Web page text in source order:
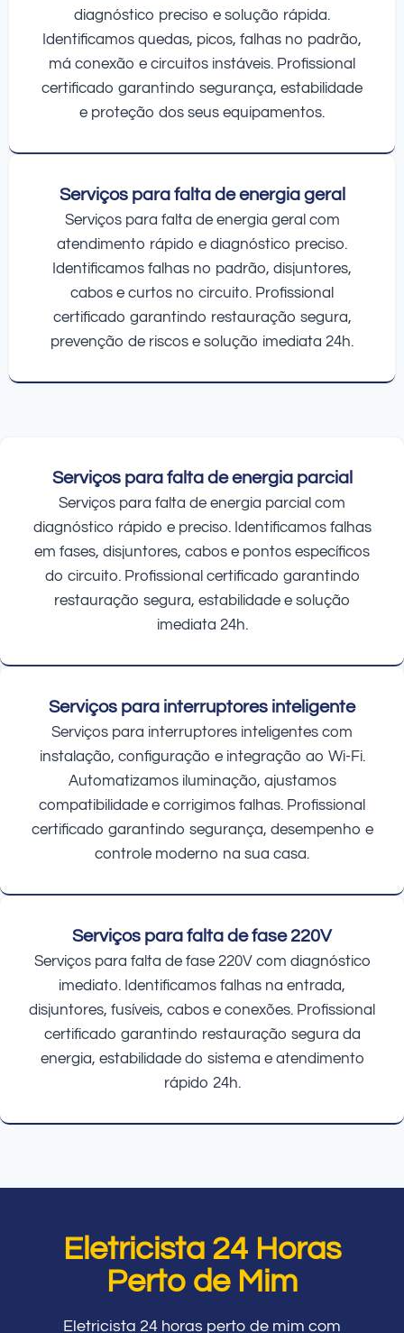
diagnóstico preciso e solução rápida.
Identificamos quedas, picos, falhas no padrão,
má conexão e circuitos instáveis. Profissional
certificado garantindo segurança, estabilidade
e proteção dos seus equipamentos.
Serviços para falta de energia geral
Serviços para falta de energia geral com
atendimento rápido e diagnóstico preciso.
Identificamos falhas no padrão, disjuntores,
cabos e curtos no circuito. Profissional
certificado garantindo restauração segura,
prevenção de riscos e solução imediata 24h.
Serviços para falta de energia parcial
Serviços para falta de energia parcial com
diagnóstico rápido e preciso. Identificamos falhas
em fases, disjuntores, cabos e pontos específicos
do circuito. Profissional certificado garantindo
restauração segura, estabilidade e solução
imediata 24h.
Serviços para interruptores inteligente
Serviços para interruptores inteligentes com
instalação, configuração e integração ao Wi-Fi.
Automatizamos iluminação, ajustamos
compatibilidade e corrigimos falhas. Profissional
certificado garantindo segurança, desempenho e
controle moderno na sua casa.
Serviços para falta de fase 220V
Serviços para falta de fase 220V com diagnóstico
imediato. Identificamos falhas na entrada,
disjuntores, fusíveis, cabos e conexões. Profissional
certificado garantindo restauração segura da
energia, estabilidade do sistema e atendimento
rápido 24h.
Eletricista 24 Horas
Perto de Mim
Eletricista 24 horas perto de mim com